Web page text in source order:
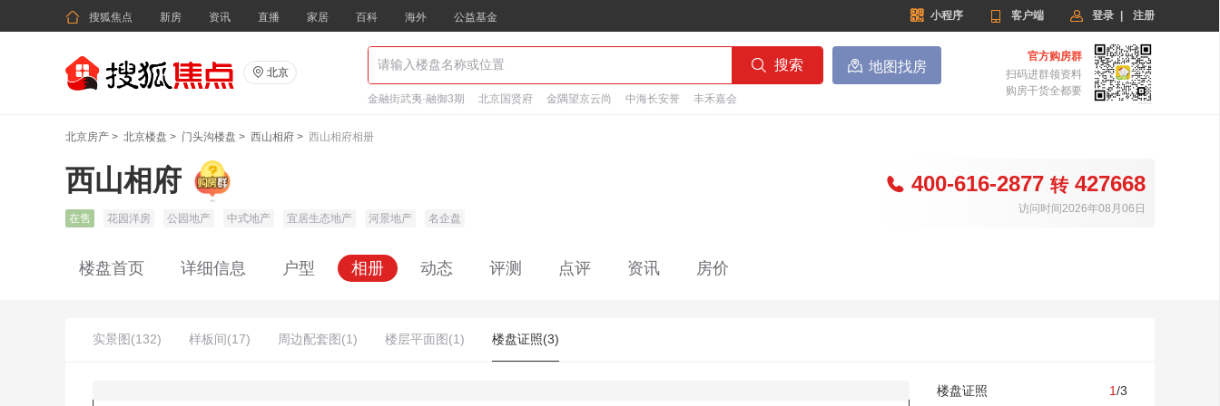
 搜狐焦点 新房 资讯 直播 家居 百科 海外 公益基金  小程序  客户端  登录 注册
 北京  搜索  地图找房
金融街武夷·融御3期 北京国贤府 金隅望京云尚 中海长安誉 丰禾嘉会
官方购房群
扫码进群领资料
购房干货全都要
北京房产 > 北京楼盘 > 门头沟楼盘 > 西山相府 > 西山相府相册
西山相府
在售 花园洋房 公园地产 中式地产 宜居生态地产 河景地产 名企盘
 400-616-2877 转427668
访问时间2026年08月06日
楼盘首页 详细信息 户型 相册 动态 评测 点评 资讯 房价
实景图(132) 样板间(17) 周边配套图(1) 楼层平面图(1) 楼盘证照(3)
楼盘证照 1/3